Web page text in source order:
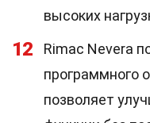
высоких
12
Rimac Nevera
программного
позволяет